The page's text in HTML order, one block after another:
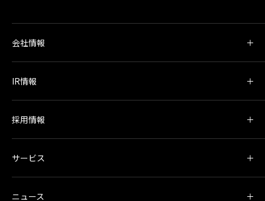
会社情報
IR情報
採用情報
サービス
ニュース